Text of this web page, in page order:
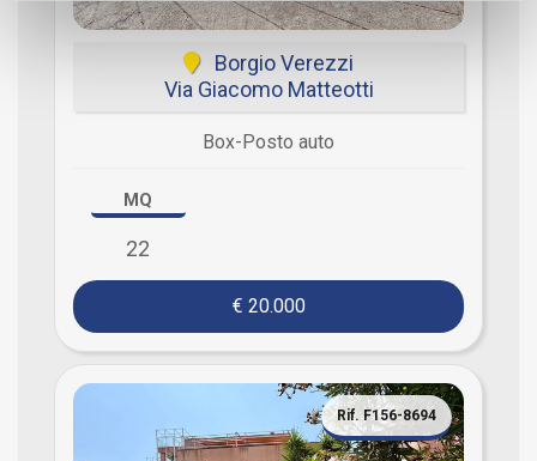
Borgio Verezzi
Via Giacomo Matteotti
Box-Posto auto
MQ
22
€ 20.000
Rif. F156-8694